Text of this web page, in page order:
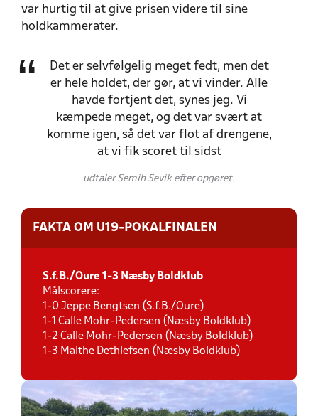
var hurtig til at give prisen videre til sine
holdkammerater.
Det er selvfølgelig meget fedt, men det
er hele holdet, der gør, at vi vinder. Alle
havde fortjent det, synes jeg. Vi
kæmpede meget, og det var svært at
komme igen, så det var flot af drengene,
at vi fik scoret til sidst
udtaler Semih Sevik efter opgøret.
FAKTA OM U19-POKALFINALEN
S.f.B./Oure 1-3 Næsby Boldklub
Målscorere:
1-0 Jeppe Bengtsen (S.f.B./Oure)
1-1 Calle Mohr-Pedersen (Næsby Boldklub)
1-2 Calle Mohr-Pedersen (Næsby Boldklub)
1-3 Malthe Dethlefsen (Næsby Boldklub)